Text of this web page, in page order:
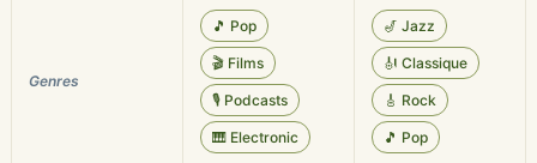
Genres
🎵 Pop
🎬 Films
🎙️ Podcasts
🎹 Electronic
🎷 Jazz
🎻 Classique
🎸 Rock
🎵 Pop